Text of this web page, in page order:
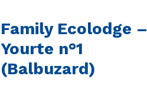
Family Ecolodge –
Yourte n°1
(Balbuzard)